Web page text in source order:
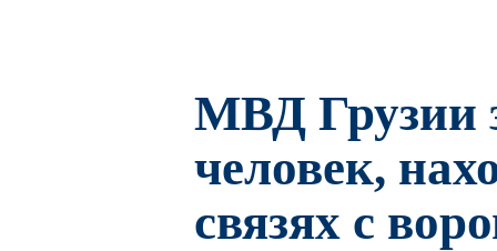
МВД Грузии
человек,
связях с